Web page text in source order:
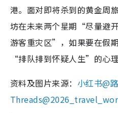
港。面对即将杀到的黄金周
坊在未来两个星期“尽量避
游客重灾区”，如果要在假
“排队排到怀疑人生”的心理
资料及图片来源： 小红书@